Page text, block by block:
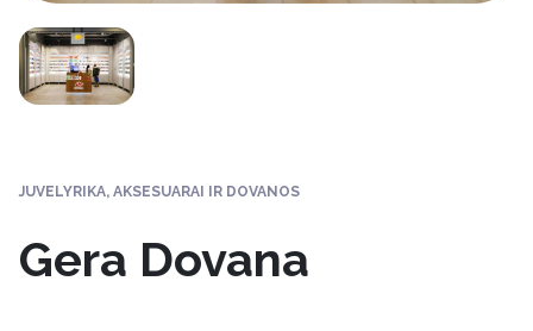
JUVELYRIKA, AKSESUARAI IR DOVANOS
Gera Dovana